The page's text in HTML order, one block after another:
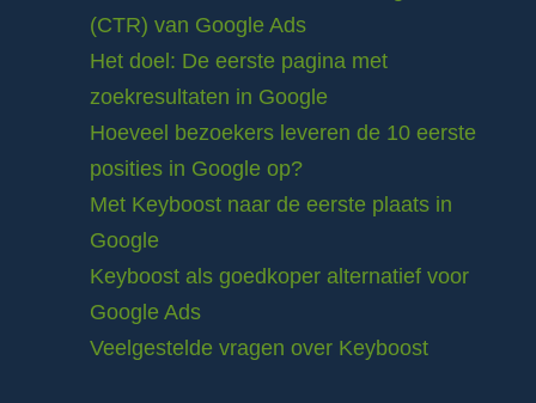
(CTR) van Google Ads
Het doel: De eerste pagina met
zoekresultaten in Google
Hoeveel bezoekers leveren de 10 eerste
posities in Google op?
Met Keyboost naar de eerste plaats in
Google
Keyboost als goedkoper alternatief voor
Google Ads
Veelgestelde vragen over Keyboost